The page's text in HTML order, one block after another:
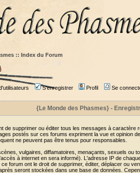
:: Index du Forum
S'enregistrer Profil Se
{Le Monde des Phasmes} -
de supprimer ou éditer tous les messages à
postés sur ces forums expriment la vue et opinion
ne peuvent pas être tenus pour responsables.
vulgaires, diffamatoires, menaçants, sexuels ou
à internet en sera informé). L'adresse IP de
forum ont le droit de supprimer, éditer, déplacer ou
seront stockées dans une base de données.